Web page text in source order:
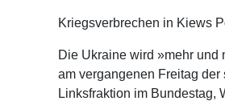
Kriegsverbrechen in Kiews
Die Ukraine wird »mehr und
am vergangenen Freitag
Linksfraktion im Bundestag,